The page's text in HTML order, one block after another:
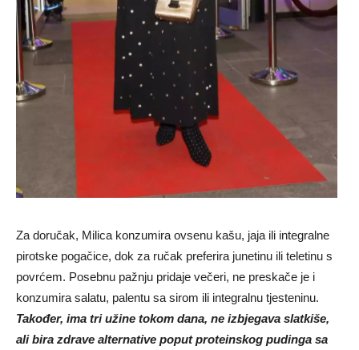
Za doručak, Milica konzumira ovsenu kašu, jaja ili integralne
pirotske pogačice, dok za ručak preferira junetinu ili teletinu s
povrćem. Posebnu pažnju pridaje večeri, ne preskače je i
konzumira salatu, palentu sa sirom ili integralnu tjesteninu.
Također, ima tri užine tokom dana, ne izbjegava slatkiše,
ali bira zdrave alternative poput proteinskog pudinga sa